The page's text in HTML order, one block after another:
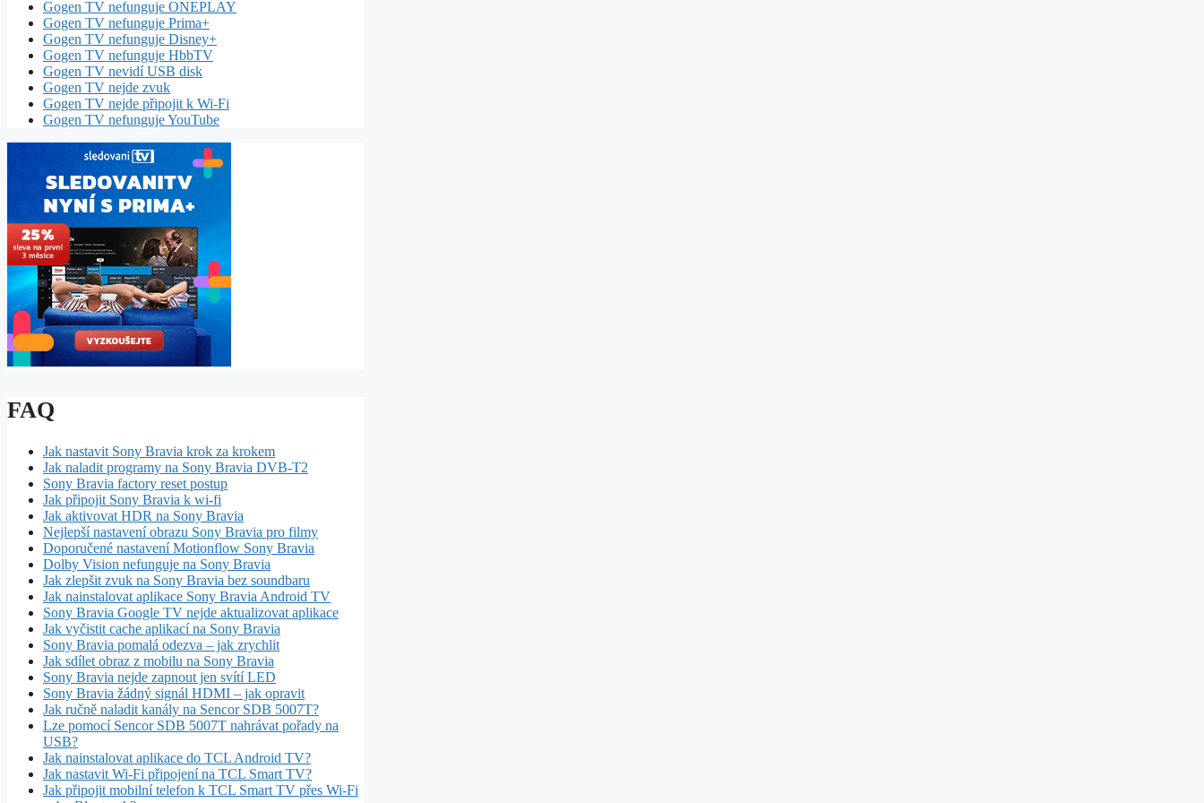
Gogen TV nefunguje ONEPLAY
Gogen TV nefunguje Prima+
Gogen TV nefunguje Disney+
Gogen TV nefunguje HbbTV
Gogen TV nevidí USB disk
Gogen TV nejde zvuk
Gogen TV nejde připojit k Wi-Fi
Gogen TV nefunguje YouTube
FAQ
Jak nastavit Sony Bravia krok za krokem
Jak naladit programy na Sony Bravia DVB-T2
Sony Bravia factory reset postup
Jak připojit Sony Bravia k wi-fi
Jak aktivovat HDR na Sony Bravia
Nejlepší nastavení obrazu Sony Bravia pro filmy
Doporučené nastavení Motionflow Sony Bravia
Dolby Vision nefunguje na Sony Bravia
Jak zlepšit zvuk na Sony Bravia bez soundbaru
Jak nainstalovat aplikace Sony Bravia Android TV
Sony Bravia Google TV nejde aktualizovat aplikace
Jak vyčistit cache aplikací na Sony Bravia
Sony Bravia pomalá odezva – jak zrychlit
Jak sdílet obraz z mobilu na Sony Bravia
Sony Bravia nejde zapnout jen svítí LED
Sony Bravia žádný signál HDMI – jak opravit
Jak ručně naladit kanály na Sencor SDB 5007T?
Lze pomocí Sencor SDB 5007T nahrávat pořady na
USB?
Jak nainstalovat aplikace do TCL Android TV?
Jak nastavit Wi-Fi připojení na TCL Smart TV?
Jak připojit mobilní telefon k TCL Smart TV přes Wi-Fi